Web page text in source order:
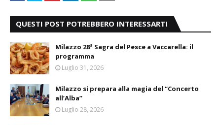
QUESTI POST POTREBBERO INTERESSARTI
Milazzo 28ª Sagra del Pesce a Vaccarella: il
programma
Luglio 31, 2026
Milazzo si prepara alla magia del “Concerto
all’Alba”
Luglio 28, 2026